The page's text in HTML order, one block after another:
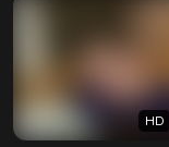
HD